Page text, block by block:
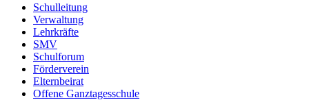
Schulleitung
Verwaltung
Lehrkräfte
SMV
Schulforum
Förderverein
Elternbeirat
Offene Ganztagesschule